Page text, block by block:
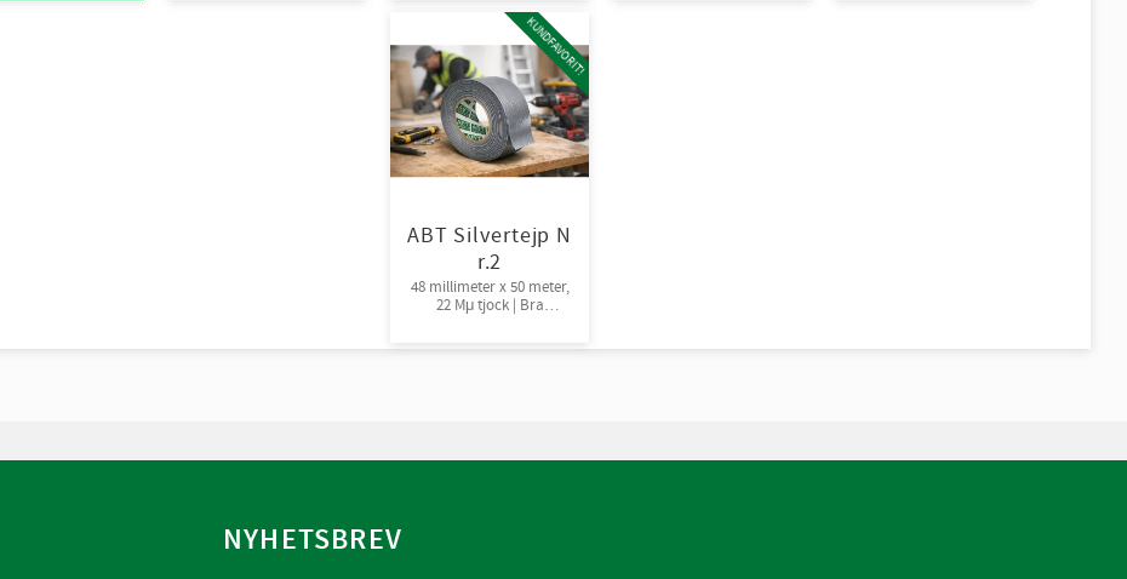
ABT Silvertejp N
r.2
48 millimeter x 50 meter,
22 Mμ tjock | Bra
KUNDFAVORIT!
NYHETSBREV